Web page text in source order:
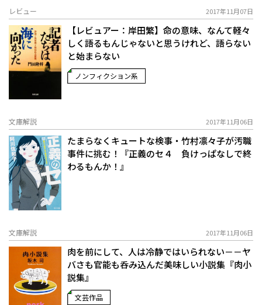
レビュー 2017年11月07日
【レビュアー：岸田繁】命の意味、なんて軽々
しく語るもんじゃないと思うけれど、語らない
と始まらない
ノンフィクション系
文庫解説 2017年11月06日
たまらなくキュートな検事・竹村凛々子が汚職
事件に挑む！『正義のセ４ 負けっぱなしで終
わるもんか！』
文庫解説 2017年11月06日
肉を前にして、人は冷静ではいられない－－ヤ
バさも官能も呑み込んだ美味しい小説集『肉小
説集』
文芸作品